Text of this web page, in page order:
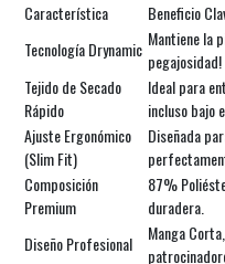
Característica
Beneficio
Tecnología Drynamic Mantiene la
pegajosidad!
Tejido de Secado
Rápido
Ideal para
incluso bajo
Ajuste Ergonómico
(Slim Fit)
Diseñada
Composición
Premium
87%
duradera.
Diseño Profesional
Manga